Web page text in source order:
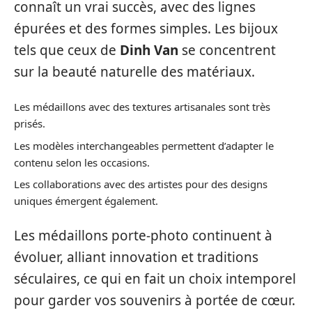
connaît un vrai succès, avec des lignes
épurées et des formes simples. Les bijoux
tels que ceux de Dinh Van se concentrent
sur la beauté naturelle des matériaux.
Les médaillons avec des textures artisanales sont très
prisés.
Les modèles interchangeables permettent d’adapter le
contenu selon les occasions.
Les collaborations avec des artistes pour des designs
uniques émergent également.
Les médaillons porte-photo continuent à
évoluer, alliant innovation et traditions
séculaires, ce qui en fait un choix intemporel
pour garder vos souvenirs à portée de cœur.